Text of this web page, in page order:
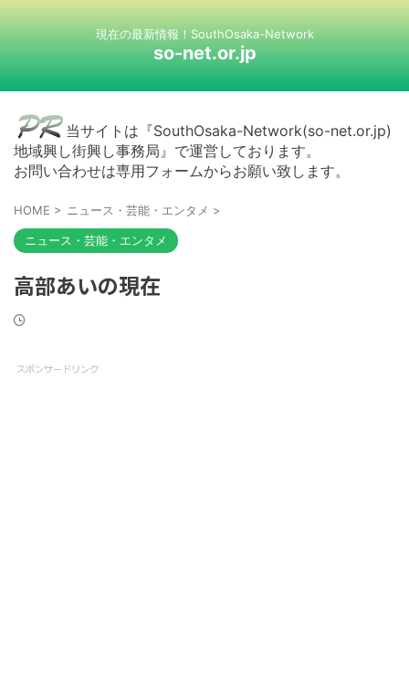
現在の最新情報！SouthOsaka-Network
so-net.or.jp
当サイトは『SouthOsaka-Network(so-net.or.jp)
地域興し街興し事務局』で運営しております。
お問い合わせは専用フォームからお願い致します。
HOME > ニュース・芸能・エンタメ >
ニュース・芸能・エンタメ
高部あいの現在